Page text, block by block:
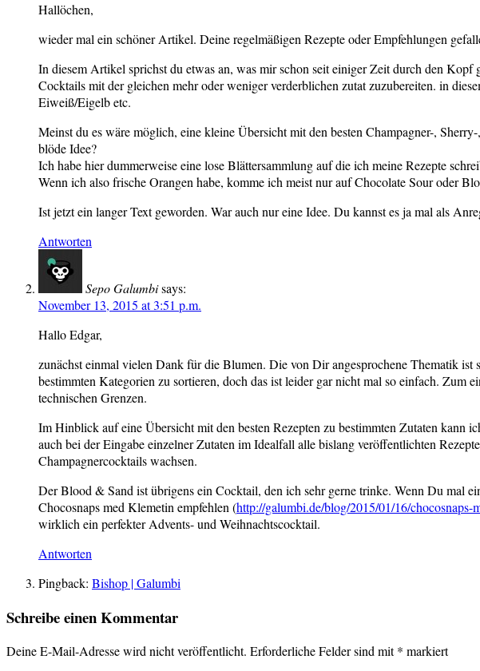
Hallöchen,
wieder mal ein schöner Artikel. Deine regelmäßigen Rezepte oder Empfehlungen
In diesem Artikel sprichst du etwas an, was mir schon seit einiger Zeit durch den
Cocktails mit der gleichen mehr oder weniger verderblichen zutat zuzubereiten. in
Eiweiß/Eigelb etc.
Meinst du es wäre möglich, eine kleine Übersicht mit den besten Champagner-,
blöde Idee?
Ich habe hier dummerweise eine lose Blättersammlung auf die ich meine Rezepte
Wenn ich also frische Orangen habe, komme ich meist nur auf Chocolate Sour oder
Ist jetzt ein langer Text geworden. War auch nur eine Idee. Du kannst es ja mal als
Antworten
Sepo Galumbisays:
November 13, 2015 at 3:51 p.m.
Hallo Edgar,
zunächst einmal vielen Dank für die Blumen. Die von Dir angesprochene Thematik
bestimmten Kategorien zu sortieren, doch das ist leider gar nicht mal so einfach. Zum
technischen Grenzen.
Im Hinblick auf eine Übersicht mit den besten Rezepten zu bestimmten Zutaten
auch bei der Eingabe einzelner Zutaten im Idealfall alle bislang veröffentlichten
Champagnercocktails wachsen.
Der Blood & Sand ist übrigens ein Cocktail, den ich sehr gerne trinke. Wenn Du mal
Chocosnaps med Klemetin empfehlen (http://galumbi.de/blog/2015/01/16/chocosnaps-
wirklich ein perfekter Advents- und Weihnachtscocktail.
Antworten
Pingback: Bishop | Galumbi
Schreibe einen Kommentar
Deine E-Mail-Adresse wird nicht veröffentlicht. Erforderliche Felder sind mit* markiert